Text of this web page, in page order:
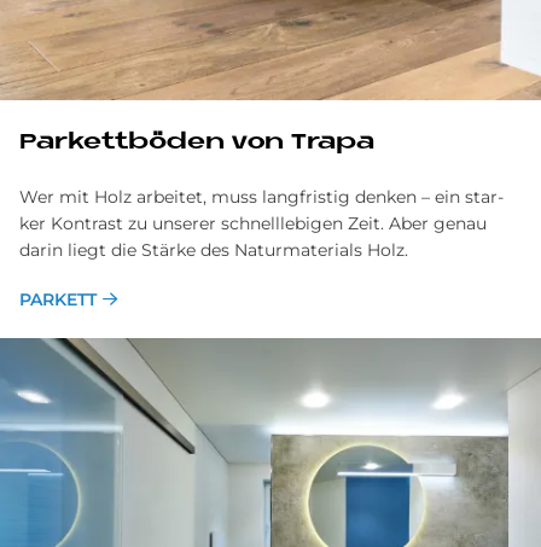
Par­kett­bö­den von Tra­pa
Wer mit Holz ar­bei­tet, muss lang­fri­stig den­ken – ein star­
ker Kon­trast zu un­se­rer schnelllebi­gen Zeit. Aber ge­nau
darin lie­gt die Stär­ke des Na­tur­ma­te­ri­als Holz.
PARKETT